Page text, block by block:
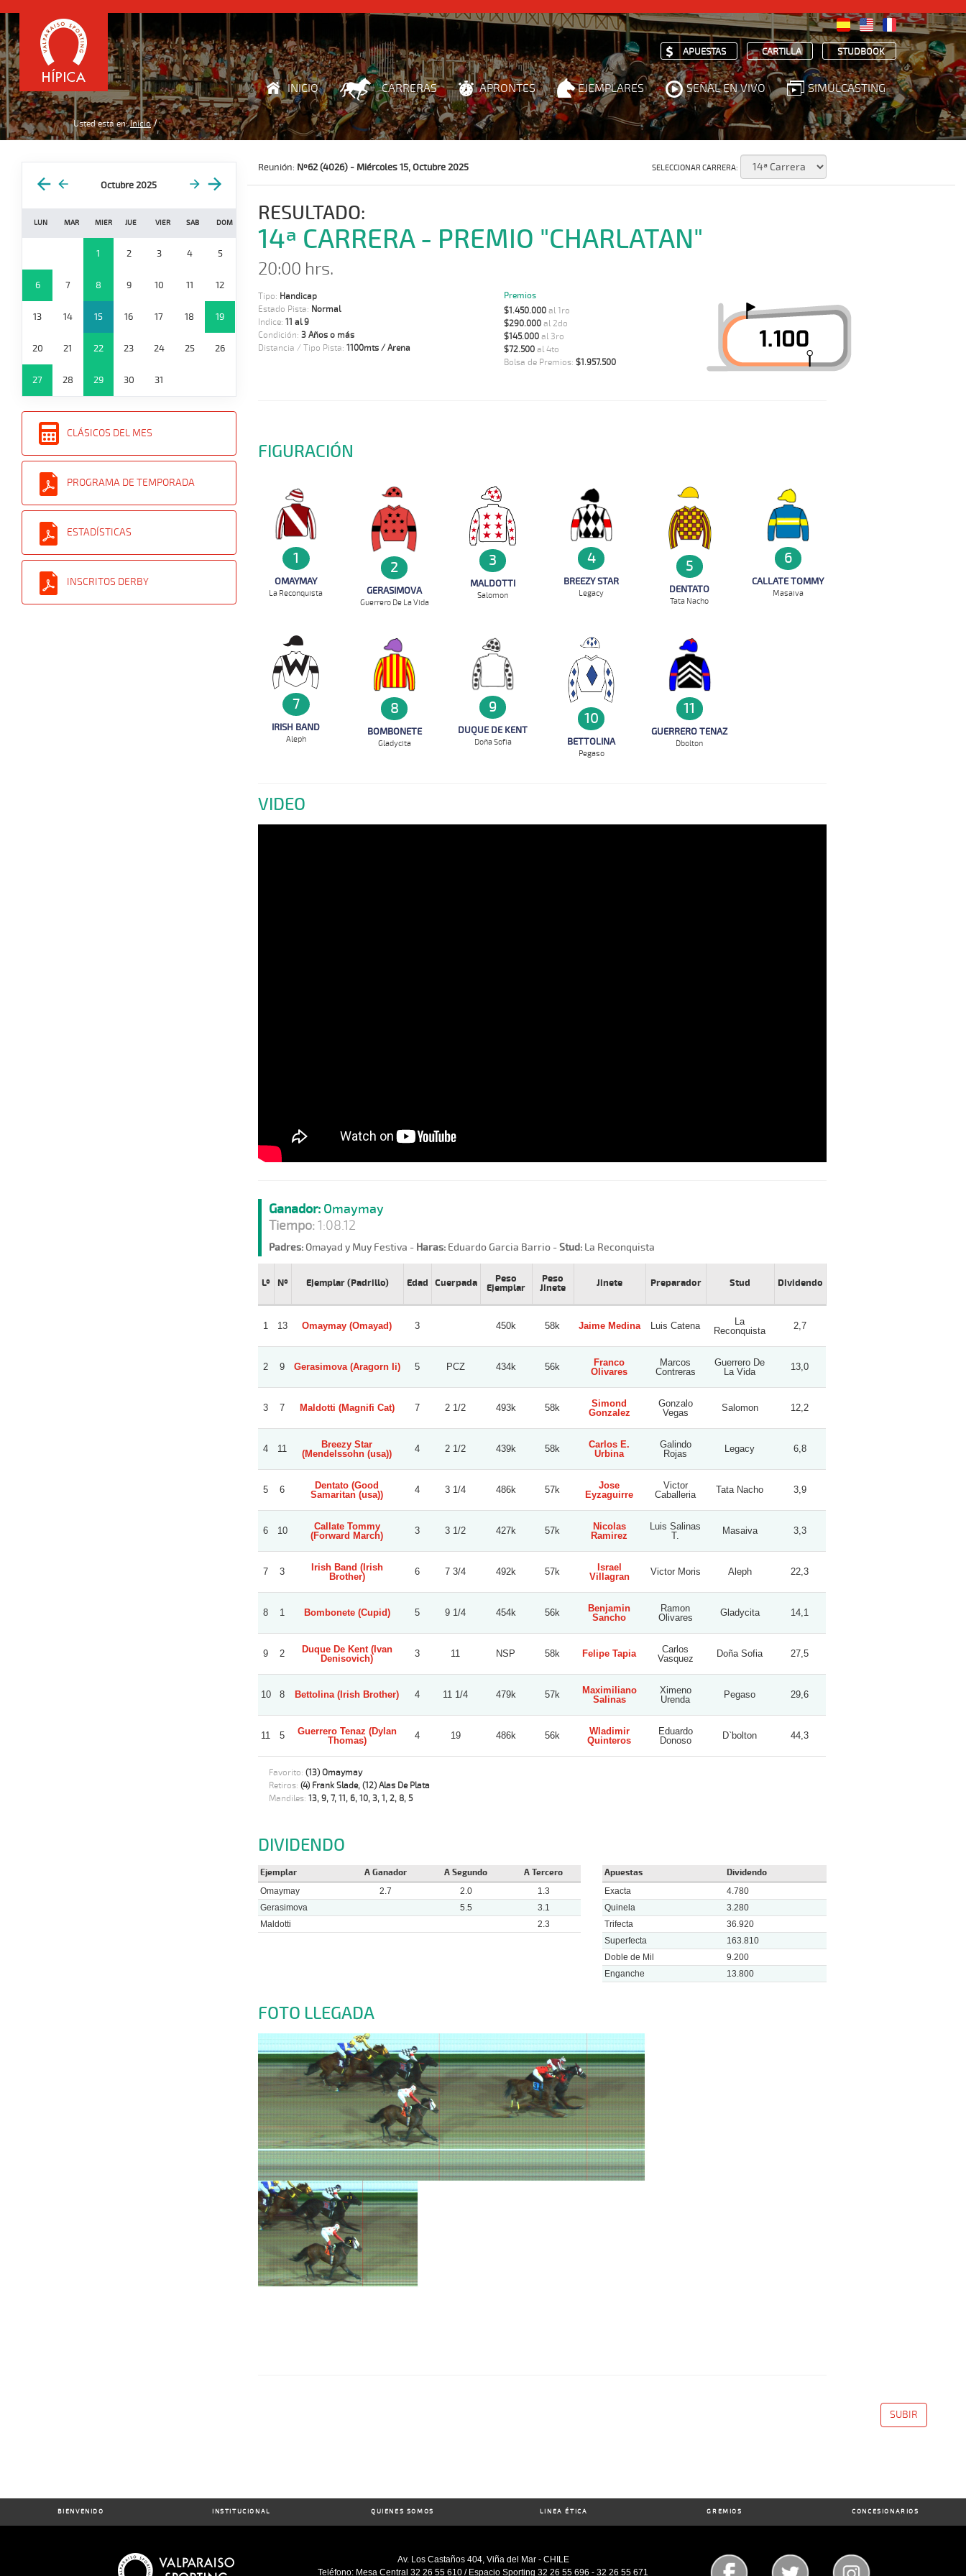
APUESTAS CARTILLA STUDBOOK
INICIO CARRERAS APRONTES EJEMPLARES SEÑAL EN VIVO SIMULCASTING
Usted está en: Inicio
Octubre 2025
LUN MAR MIER JUE VIER SAB DOM
1 2 3 4 5
6 7 8 9 10 11 12
13 14 15 16 17 18 19
20 21 22 23 24 25 26
27 28 29 30 31
CLÁSICOS DEL MES
PROGRAMA DE TEMPORADA
ESTADÍSTICAS
INSCRITOS DERBY
Reunión: Nº62 (4026) - Miércoles 15, Octubre 2025 SELECCIONAR CARRERA:
RESULTADO:
14ª CARRERA - PREMIO "CHARLATAN"
20:00 hrs.
Tipo: Handicap
Estado Pista: Normal
Indice: 11 al 9
Condición: 3 Años o más
Distancia / Tipo Pista: 1100mts / Arena
Premios
$1.450.000al 1ro
$290.000al 2do
$145.000al 3ro
$72.500al 4to
Bolsa de Premios: $1.957.500
FIGURACIÓN
1
OMAYMAY
La Reconquista
2
GERASIMOVA
Guerrero De La Vida
3
MALDOTTI
Salomon
4
BREEZY STAR
Legacy
5
DENTATO
Tata Nacho
6
CALLATE TOMMY
Masaiva
7
IRISH BAND
Aleph
8
BOMBONETE
Gladycita
9
DUQUE DE KENT
Doña Sofia
10
BETTOLINA
Pegaso
11
GUERRERO TENAZ
D`bolton
VIDEO
Ganador:Omaymay
Tiempo:1:08.12
Padres:Omayad y Muy Festiva - Haras:Eduardo Garcia Barrio -Stud:La Reconquista
Lº Nº Ejemplar (Padrillo) Edad Cuerpada
Peso
Ejemplar
Peso
Jinete
Jinete Preparador Stud Dividendo
1 13 Omaymay (Omayad) 3 450k 58k Jaime Medina Luis Catena
La
Reconquista
2,7
2 9 Gerasimova (Aragorn Ii) 5 PCZ 434k 56k
Franco
Olivares
Marcos
Contreras
Guerrero De
La Vida
13,0
3 7 Maldotti (Magnifi Cat) 7 2 1/2 493k 58k
Simond
Gonzalez
Gonzalo
Vegas
Salomon 12,2
4 11
Breezy Star
(Mendelssohn (usa))
4 2 1/2 439k 58k
Carlos E.
Urbina
Galindo
Rojas
Legacy 6,8
5 6
Dentato (Good
Samaritan (usa))
4 3 1/4 486k 57k
Jose
Eyzaguirre
Victor
Caballeria
Tata Nacho 3,9
6 10
Callate Tommy
(Forward March)
3 3 1/2 427k 57k
Nicolas
Ramirez
Luis Salinas
T.
Masaiva 3,3
7 3
Irish Band (Irish
Brother)
6 7 3/4 492k 57k
Israel
Villagran
Victor Moris Aleph 22,3
8 1 Bombonete (Cupid) 5 9 1/4 454k 56k
Benjamin
Sancho
Ramon
Olivares
Gladycita 14,1
9 2
Duque De Kent (Ivan
Denisovich)
3 11 NSP 58k Felipe Tapia
Carlos
Vasquez
Doña Sofia 27,5
10 8 Bettolina (Irish Brother) 4 11 1/4 479k 57k
Maximiliano
Salinas
Ximeno
Urenda
Pegaso 29,6
11 5
Guerrero Tenaz (Dylan
Thomas)
4 19 486k 56k
Wladimir
Quinteros
Eduardo
Donoso
D`bolton 44,3
Favorito: (13) Omaymay
Retiros: (4) Frank Slade, (12) Alas De Plata
Mandiles: 13, 9, 7, 11, 6, 10, 3, 1, 2, 8, 5
DIVIDENDO
Ejemplar A Ganador A Segundo A Tercero
Omaymay 2.7 2.0
1.3
Gerasimova
5.5
3.1
Maldotti
2.3
Apuestas Dividendo
Exacta
4.780
Quinela
3.280
Trifecta
36.920
Superfecta
163.810
Doble de Mil
9.200
Enganche
13.800
FOTO LLEGADA
SUBIR
BIENVENIDO INSTITUCIONAL QUIENES SOMOS LINEA ÉTICA GREMIOS CONCESIONARIOS
Av. Los Castaños 404, Viña del Mar - CHILE
Teléfono: Mesa Central 32 26 55 610 / Espacio Sporting 32 26 55 696 - 32 26 55 671